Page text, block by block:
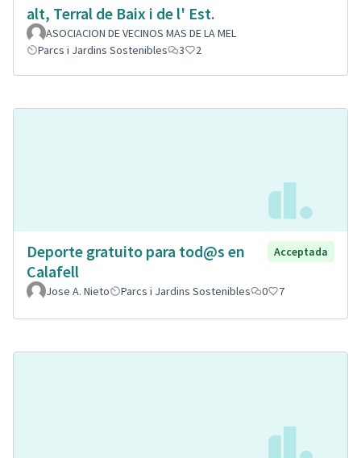
alt, Terral de Baix i de l' Est.
ASOCIACION DE VECINOS MAS DE LA MEL
Parcs i Jardins Sostenibles
3 2
Deporte gratuito para tod@s en
Calafell
Acceptada
Jose A. Nieto Parcs i Jardins Sostenibles 0 7